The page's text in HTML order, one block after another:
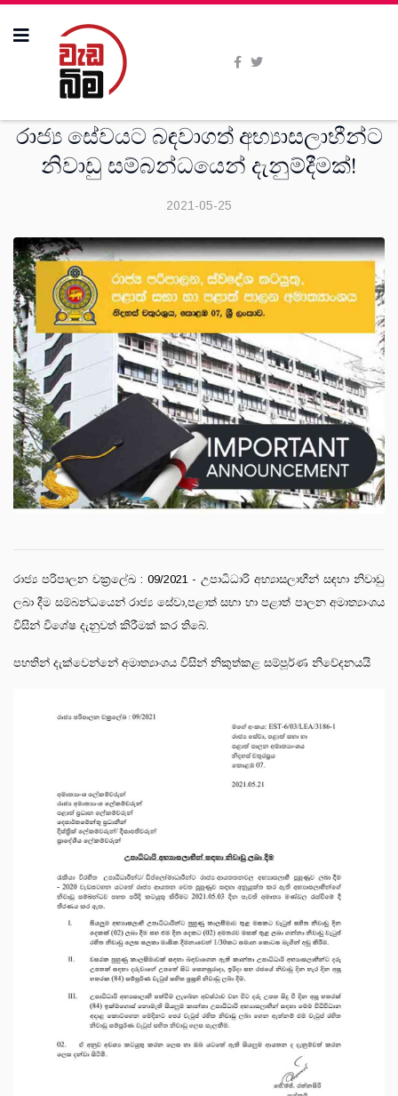
රාජ්‍ය සේවයට බඳවාගත් අභ්‍යාසලාභීන්ට
නිවාඩු සම්බන්ධයෙන් දැනුම්දීමක්!
2021-05-25
රාජ්‍ය පරිපාලන චක්‍රලේඛ : 09/2021 - උපාධිධාරි අභ්‍යාසලාභීන් සඳහා නිවාඩු
ලබා දීම සම්බන්ධයෙන් රාජ්‍ය සේවා,පළාත් සභා හා පළාත් පාලන අමාත්‍යාංශය
විසින් විශේෂ දැනුවත් කිරීමක් කර තිබේ.
පහතින් දැක්වෙන්නේ අමාත්‍යාංශය විසින් නිකුත්කළ සම්පූර්ණ නිවේදනයයි